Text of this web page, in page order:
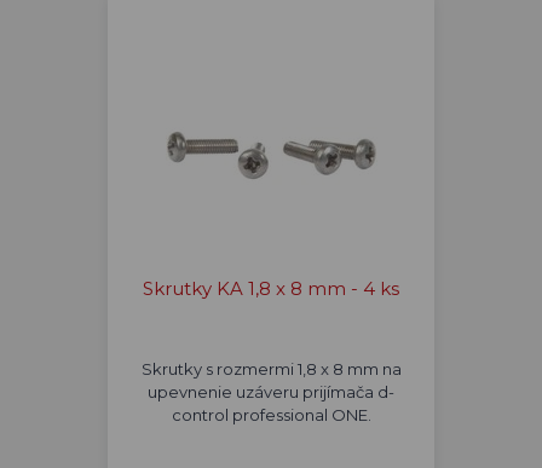
Skrutky KA 1,8 x 8 mm - 4 ks
Skrutky s rozmermi 1,8 x 8 mm na
upevnenie uzáveru prijímača d-
control professional ONE.